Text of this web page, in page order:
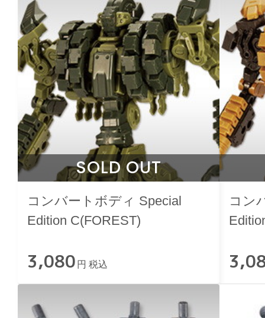
SOLD OUT
コンバートボディ Special
Edition C(FOREST)
3,080 円 税込
コン